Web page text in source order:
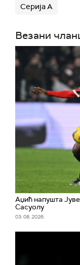
Серија А
Везани
Аџић напушта
Сасуолу
03. 08. 2026.